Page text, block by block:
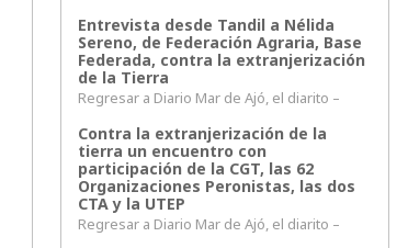
Entrevista desde Tandil a Nélida
Sereno, de Federación Agraria, Base
Federada, contra la extranjerización
de la Tierra
Regresar a Diario Mar de Ajó, el diarito –
Contra la extranjerización de la
tierra un encuentro con
participación de la CGT, las 62
Organizaciones Peronistas, las dos
CTA y la UTEP
Regresar a Diario Mar de Ajó, el diarito –